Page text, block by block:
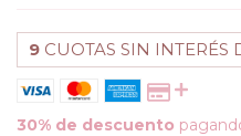
9 CUOTAS SIN INTERÉS
30% de descuento